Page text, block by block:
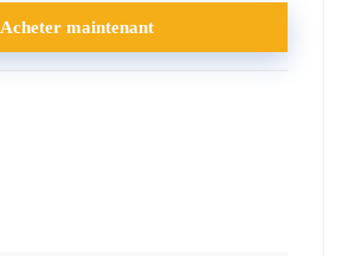
Acheter maintenant